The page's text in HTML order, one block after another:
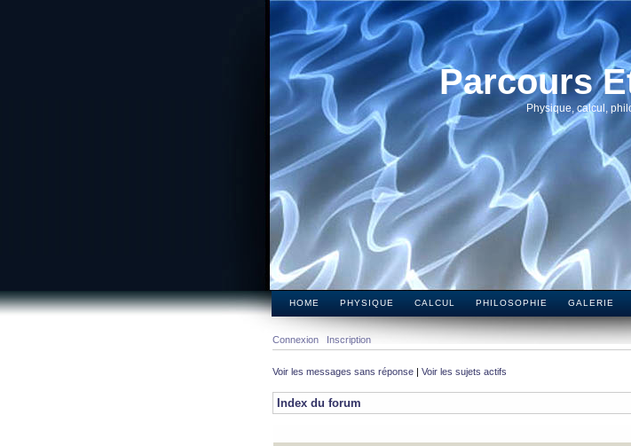
Parcours
Physique, calcul,
HOME PHYSIQUE CALCUL PHILOSOPHIE GALERIE
Connexion Inscription
Voir les messages sans réponse | Voir les sujets actifs
Index du forum